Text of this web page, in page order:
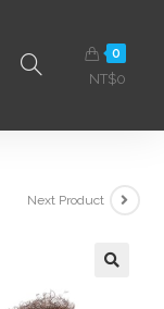
0
NT$0
Next Product